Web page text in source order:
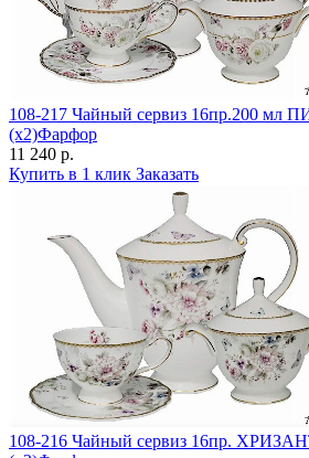
108-217 Чайный сервиз 16пр.200 мл
(х2)Фарфор
11 240 р.
Купить в 1 клик Заказать
108-216 Чайный сервиз 16пр.